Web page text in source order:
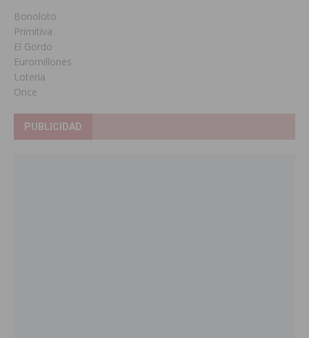
Bonoloto
Primitiva
El Gordo
Euromillones
Loteria
Once
PUBLICIDAD